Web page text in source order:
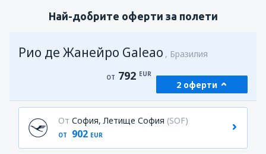
Най-добрите оферти за полети
Рио де Жанейро Galeao Бразилия
ОТ 792 EUR
2 оферти
От София, Летище София (SOF)
ОТ 902 EUR